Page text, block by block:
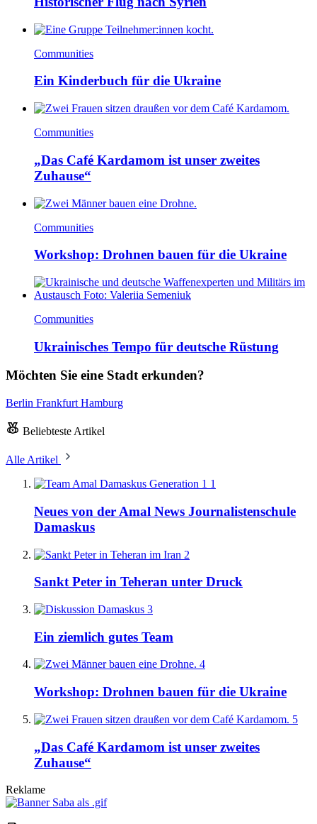
Communities
Ein Kinderbuch für die Ukraine
Communities
„Das Café Kardamom ist unser zweites
Zuhause“
Communities
Workshop: Drohnen bauen für die Ukraine
Communities
Ukrainisches Tempo für deutsche Rüstung
Möchten Sie eine Stadt erkunden?
Berlin Frankfurt Hamburg
Beliebteste Artikel
Alle Artikel
1
Neues von der Amal News Journalistenschule
Damaskus
2
Sankt Peter in Teheran unter Druck
3
Ein ziemlich gutes Team
4
Workshop: Drohnen bauen für die Ukraine
5
„Das Café Kardamom ist unser zweites
Zuhause“
Reklame